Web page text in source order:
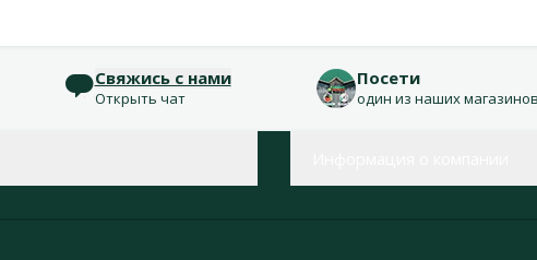
Свяжись с нами
Открыть чат
Посети
один из наших